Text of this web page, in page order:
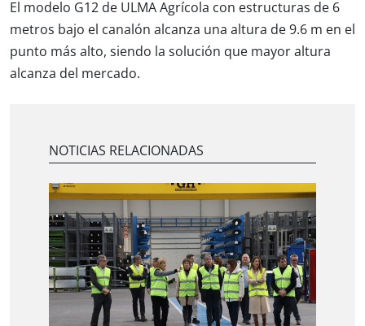
El modelo G12 de ULMA Agrícola con estructuras de 6
metros bajo el canalón alcanza una altura de 9.6 m en el
punto más alto, siendo la solución que mayor altura
alcanza del mercado.
NOTICIAS RELACIONADAS